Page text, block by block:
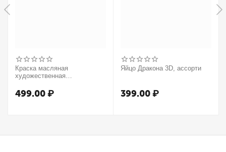
Краска масляная
художественная
37мл, туба, оранжевый
499.00₽
Яйцо Дракона 3D, ассорти
399.00₽